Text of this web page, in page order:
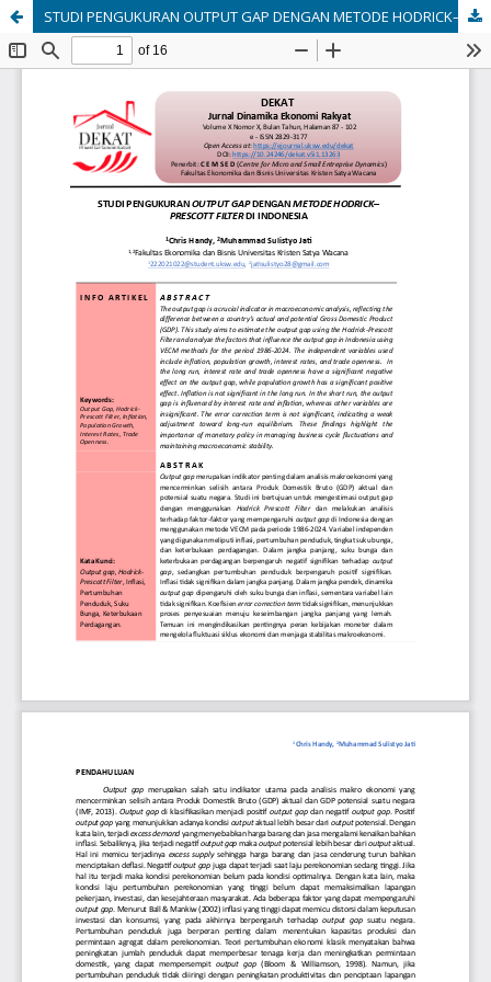
STUDI PENGUKURAN OUTPUT GAP DENGAN METODE HODRICK–PRESCOTT FILTER DI INDONESIA